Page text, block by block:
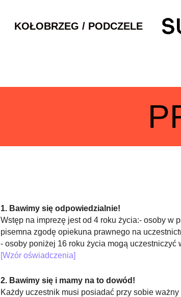
KOŁOBRZEG / PODCZELE
1. Bawimy się odpowiedzialnie!
Wstęp na imprezę jest od 4 roku życia:- osoby w
pisemna zgodę opiekuna prawnego na
- osoby poniżej 16 roku życia mogą
[Wzór oświadczenia]
2. Bawimy się i mamy na to dowód!
Każdy uczestnik musi posiadać przy sobie